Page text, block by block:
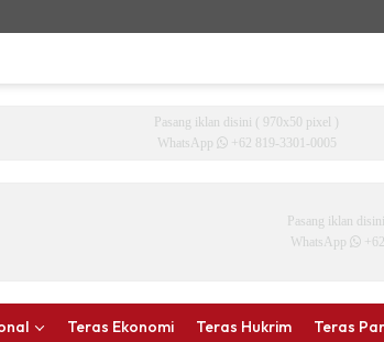
Pasang iklan disini ( 970x50 pixel )
WhatsApp
+62 819-3301-0005
Pasang iklan
WhatsApp
+62
Teras Ekonomi Teras Hukrim Teras